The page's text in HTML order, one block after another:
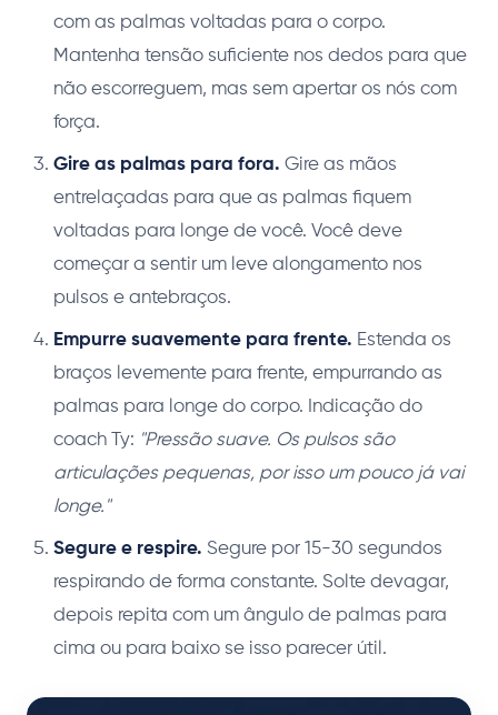
com as palmas voltadas para o corpo.
Mantenha tensão suficiente nos dedos para que
não escorreguem, mas sem apertar os nós com
força.
Gire as palmas para fora. Gire as mãos
entrelaçadas para que as palmas fiquem
voltadas para longe de você. Você deve
começar a sentir um leve alongamento nos
pulsos e antebraços.
Empurre suavemente para frente. Estenda os
braços levemente para frente, empurrando as
palmas para longe do corpo. Indicação do
coach Ty: "Pressão suave. Os pulsos são
articulações pequenas, por isso um pouco já vai
longe."
Segure e respire. Segure por 15-30 segundos
respirando de forma constante. Solte devagar,
depois repita com um ângulo de palmas para
cima ou para baixo se isso parecer útil.